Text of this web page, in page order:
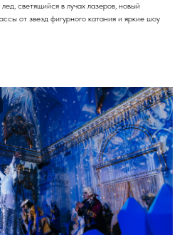
светящийся в лучах лазеров, новый
от звезд фигурного катания и яркие шоу